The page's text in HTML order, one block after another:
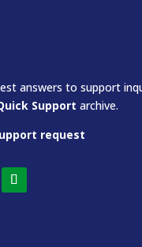
answers to support
Support archive.
request